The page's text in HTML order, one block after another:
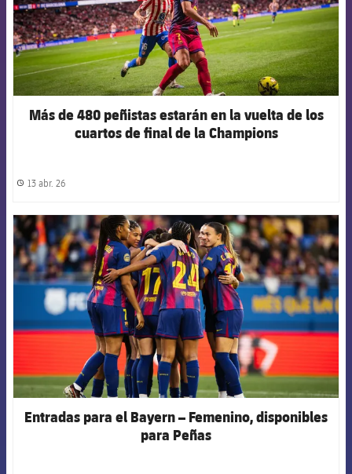
Más de 480 peñistas estarán en la vuelta de los
cuartos de final de la Champions
label.share.clock
13 abr. 26
FCB Barcelona badge
Entradas para el Bayern – Femenino, disponibles
para Peñas